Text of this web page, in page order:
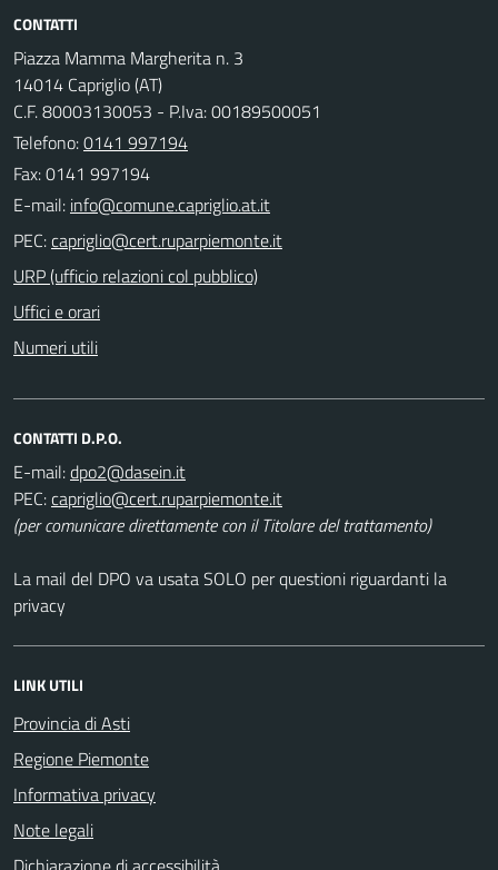
CONTATTI
Piazza Mamma Margherita n. 3
14014 Capriglio (AT)
C.F. 80003130053 - P.Iva: 00189500051
Telefono:0141 997194
Fax: 0141 997194
E-mail:
PEC:
URP (ufficio relazioni col pubblico)
Uffici e orari
Numeri utili
CONTATTI D.P.O.
E-mail:
PEC:
(per comunicare direttamente con il Titolare del trattamento)
La mail del DPO va usata SOLO per questioni riguardanti la
privacy
LINK UTILI
Provincia di Asti
Regione Piemonte
Informativa privacy
Note legali